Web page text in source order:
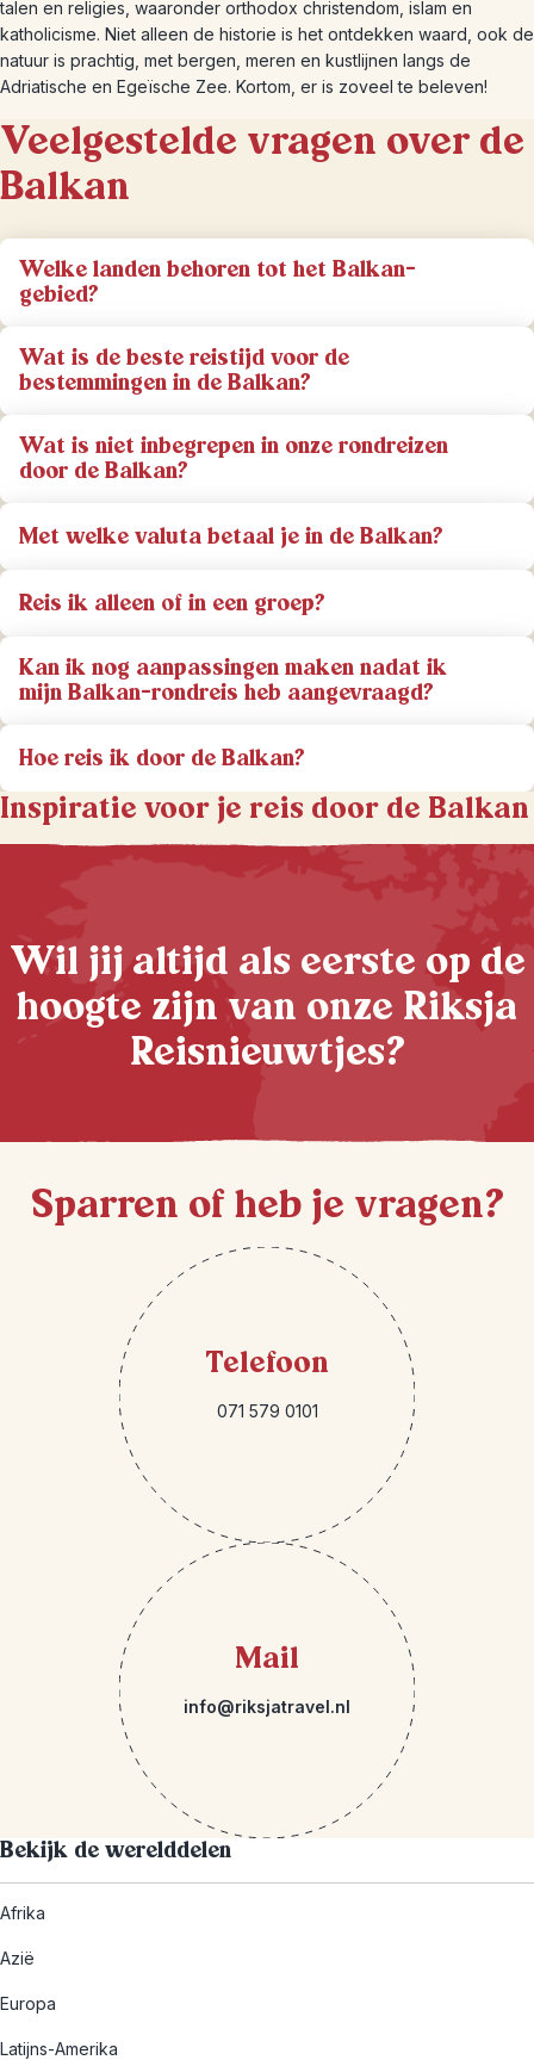
talen en religies, waaronder orthodox christendom, islam en
katholicisme. Niet alleen de historie is het ontdekken waard, ook de
natuur is prachtig, met bergen, meren en kustlijnen langs de
Adriatische en Egeïsche Zee. Kortom, er is zoveel te beleven!
Veelgestelde vragen over de
Balkan
Welke landen behoren tot het Balkan-
gebied?
Wat is de beste reistijd voor de
bestemmingen in de Balkan?
Wat is niet inbegrepen in onze rondreizen
door de Balkan?
Met welke valuta betaal je in de Balkan?
Reis ik alleen of in een groep?
Kan ik nog aanpassingen maken nadat ik
mijn Balkan-rondreis heb aangevraagd?
Hoe reis ik door de Balkan?
Inspiratie voor je reis door de Balkan
Wil jij altijd als eerste op de
hoogte zijn van onze Riksja
Reisnieuwtjes?
Sparren of heb je vragen?
Telefoon
071 579 0101
Mail
info@riksjatravel.nl
Bekijk de werelddelen
Afrika
Azië
Europa
Latijns-Amerika